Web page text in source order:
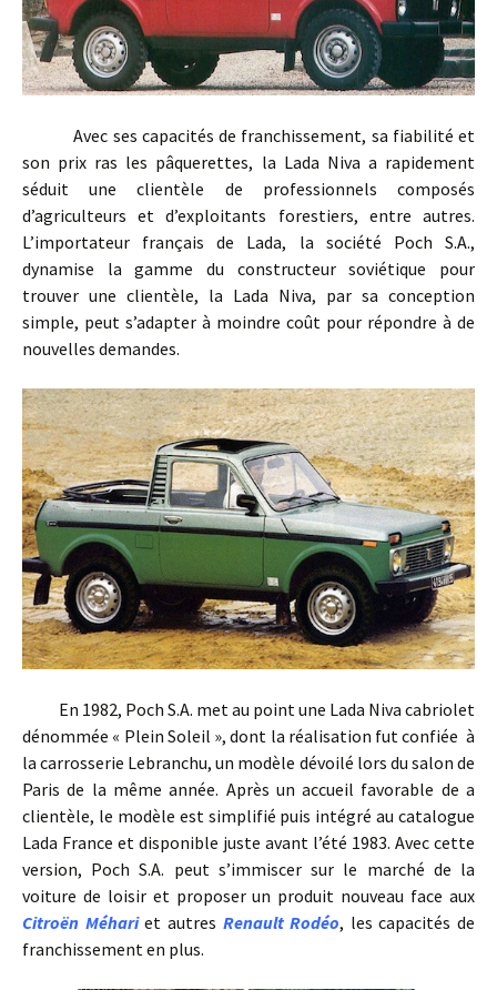
Avec ses capacités de franchissement, sa fiabilité et
son prix ras les pâquerettes, la Lada Niva a rapidement
séduit une clientèle de professionnels composés
d’agriculteurs et d’exploitants forestiers, entre autres.
L’importateur français de Lada, la société Poch S.A.,
dynamise la gamme du constructeur soviétique pour
trouver une clientèle, la Lada Niva, par sa conception
simple, peut s’adapter à moindre coût pour répondre à de
nouvelles demandes.
En 1982, Poch S.A. met au point une Lada Niva cabriolet
dénommée « Plein Soleil », dont la réalisation fut confiée à
la carrosserie Lebranchu, un modèle dévoilé lors du salon de
Paris de la même année. Après un accueil favorable de a
clientèle, le modèle est simplifié puis intégré au catalogue
Lada France et disponible juste avant l’été 1983. Avec cette
version, Poch S.A. peut s’immiscer sur le marché de la
voiture de loisir et proposer un produit nouveau face aux
Citroën Méhari et autres Renault Rodéo, les capacités de
franchissement en plus.